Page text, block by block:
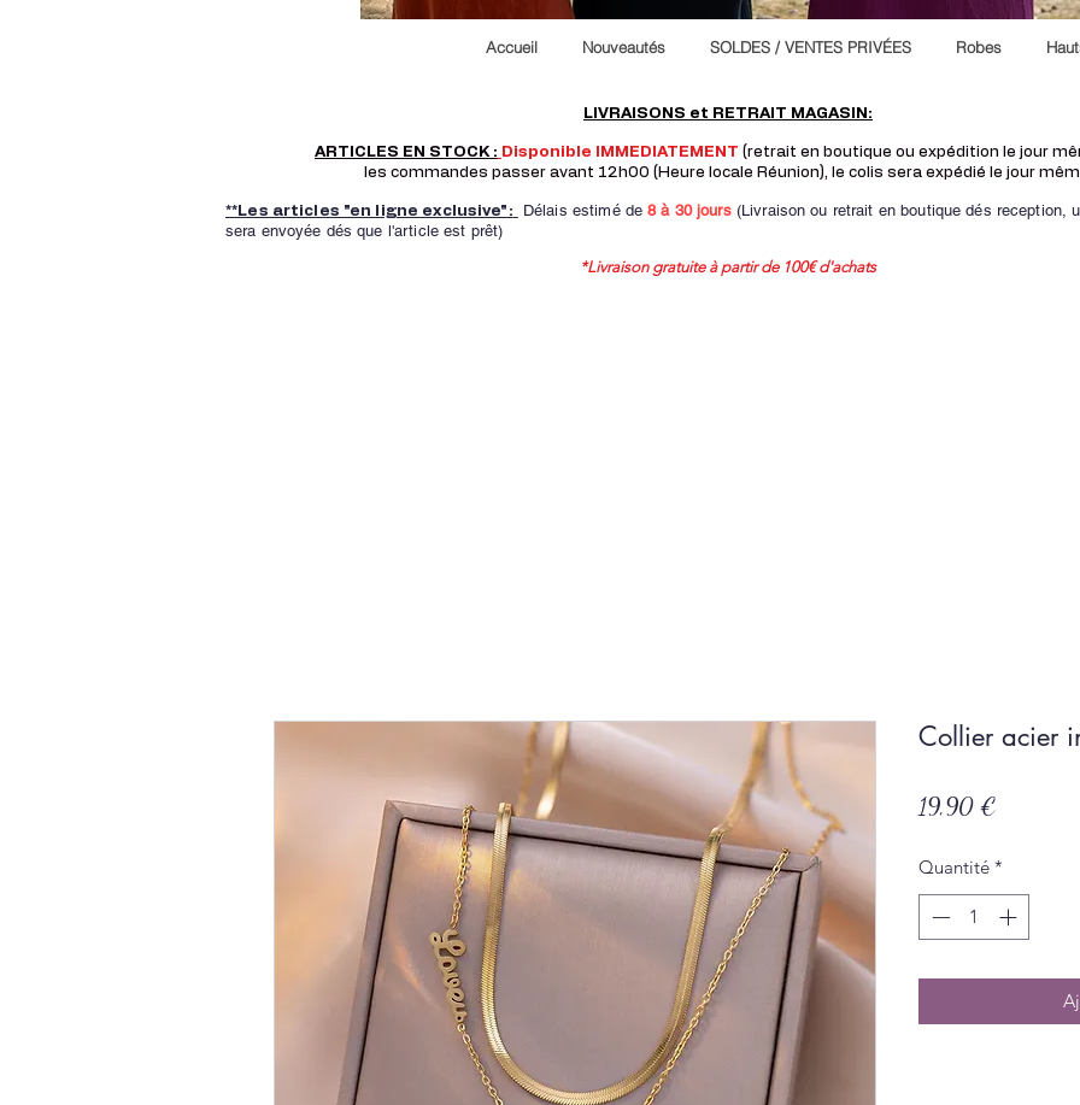
Accueil Nouveautés SOLDES / VENTES PRIVÉES Robes
LIVRAISONS et RETRAIT MAGASIN:
ARTICLES EN STOCK : Disponible IMMEDIATEMENT (retrait en boutique ou expédition le jour
les commandes passer avant 12h00 (Heure locale Réunion), le colis sera expédié le jour
**Les articles "en ligne exclusive": Délais estimé de8 à 30 jours(Livraison ou retrait en boutique dés reception,
sera envoyée dés que l'article est prêt)
*Livraison gratuite à partir de 100€ d'achats
Collier acier
19,90 €
Quantité *